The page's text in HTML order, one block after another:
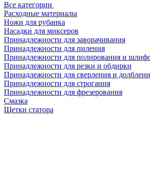
Все категории
Расходные материалы
Ножи для рубанка
Насадки для миксеров
Принадлежности для заворачивания
Принадлежности для пиления
Принадлежности для полирования и
Принадлежности для резки и обдирки
Принадлежности для сверления и
Принадлежности для строгания
Принадлежности для фрезерования
Смазка
Щетки статора